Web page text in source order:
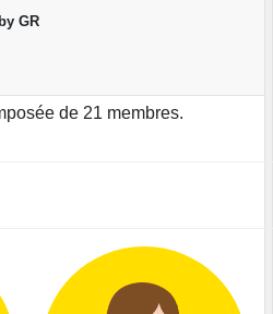
GR
de 21 membres.